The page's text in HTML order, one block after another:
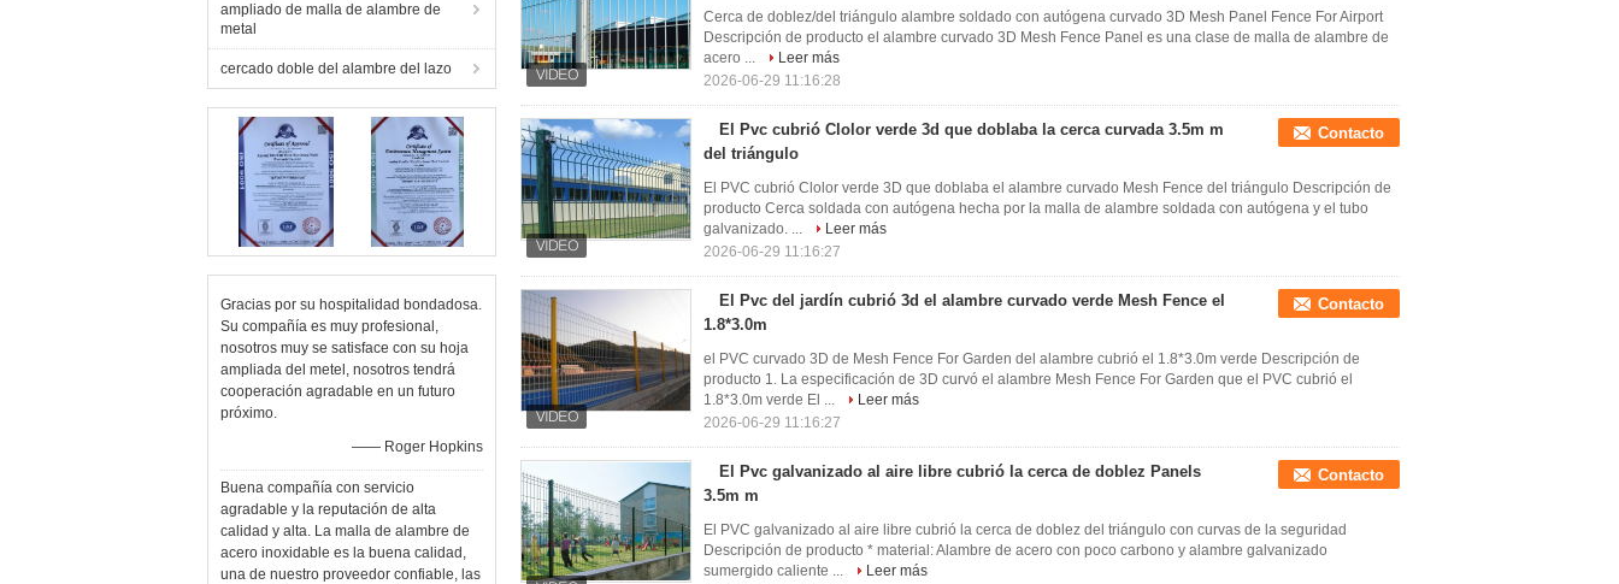
ampliado de malla de alambre de
metal
cercado doble del alambre del lazo
Gracias por su hospitalidad bondadosa.
Su compañía es muy profesional,
nosotros muy se satisface con su hoja
ampliada del metel, nosotros tendrá
cooperación agradable en un futuro
próximo.
—— Roger Hopkins
Buena compañía con servicio
agradable y la reputación de alta
calidad y alta. La malla de alambre de
acero inoxidable es la buena calidad,
una de nuestro proveedor confiable, las
Cerca de doblez/del triángulo alambre soldado con autógena curvado 3D Mesh Panel Fence For Airport
Descripción de producto el alambre curvado 3D Mesh Fence Panel es una clase de malla de alambre de
acero ...
Leer más
2026-06-29 11:16:28
El Pvc cubrió Clolor verde 3d que doblaba la cerca curvada 3.5m m
del triángulo
Contacto
El PVC cubrió Clolor verde 3D que doblaba el alambre curvado Mesh Fence del triángulo Descripción de
producto Cerca soldada con autógena hecha por la malla de alambre soldada con autógena y el tubo
galvanizado. ...
Leer más
2026-06-29 11:16:27
El Pvc del jardín cubrió 3d el alambre curvado verde Mesh Fence el
1.8*3.0m
Contacto
el PVC curvado 3D de Mesh Fence For Garden del alambre cubrió el 1.8*3.0m verde Descripción de
producto 1. La especificación de 3D curvó el alambre Mesh Fence For Garden que el PVC cubrió el
1.8*3.0m verde El ...
Leer más
2026-06-29 11:16:27
El Pvc galvanizado al aire libre cubrió la cerca de doblez Panels
3.5m m
Contacto
El PVC galvanizado al aire libre cubrió la cerca de doblez del triángulo con curvas de la seguridad
Descripción de producto * material: Alambre de acero con poco carbono y alambre galvanizado
sumergido caliente ...
Leer más